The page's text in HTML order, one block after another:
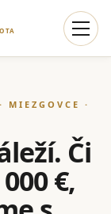
MIEZGOVCE ·
Či
€,